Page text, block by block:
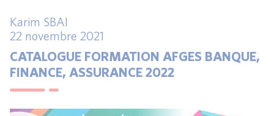
Karim SBAI
22 novembre 2021
CATALOGUE FORMATION AFGES BANQUE,
FINANCE, ASSURANCE 2022